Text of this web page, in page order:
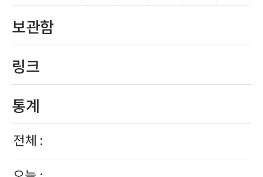
보관함
링크
통계
전체 :